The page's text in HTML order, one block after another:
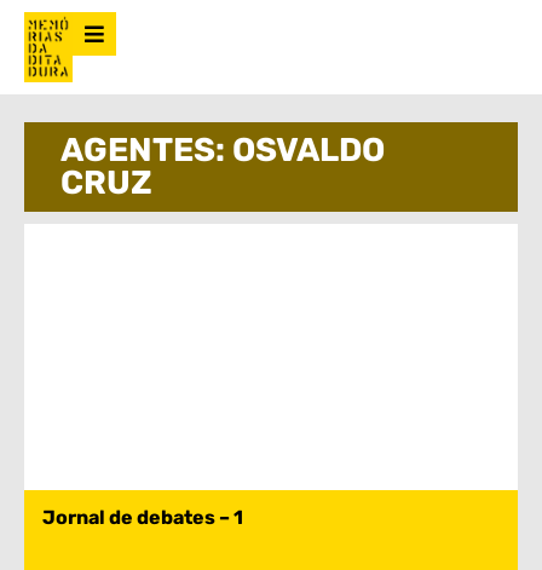
AGENTES: OSVALDO
CRUZ
Jornal de debates – 1